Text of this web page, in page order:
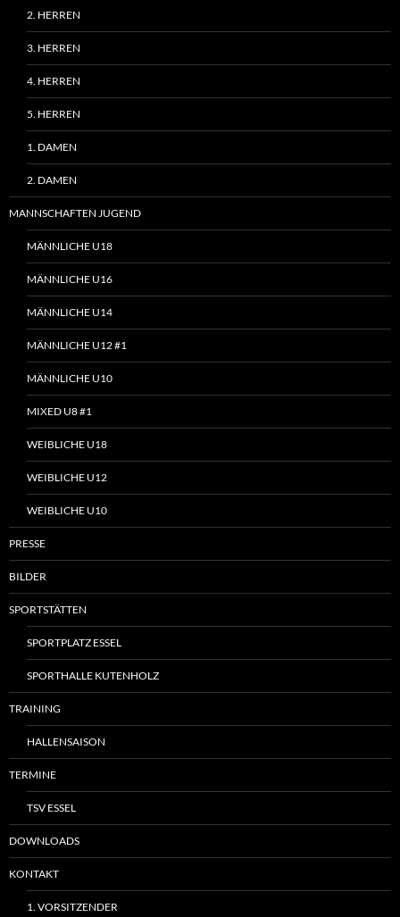
2. HERREN
3. HERREN
4. HERREN
5. HERREN
1. DAMEN
2. DAMEN
MANNSCHAFTEN JUGEND
MÄNNLICHE U18
MÄNNLICHE U16
MÄNNLICHE U14
MÄNNLICHE U12 #1
MÄNNLICHE U10
MIXED U8 #1
WEIBLICHE U18
WEIBLICHE U12
WEIBLICHE U10
PRESSE
BILDER
SPORTSTÄTTEN
SPORTPLATZ ESSEL
SPORTHALLE KUTENHOLZ
TRAINING
HALLENSAISON
TERMINE
TSV ESSEL
DOWNLOADS
KONTAKT
1. VORSITZENDER